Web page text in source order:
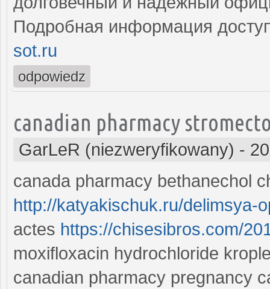
Подробная информация
sot.ru
odpowiedz
canadian pharmacy
GarLeR (niezweryfikowany) -
canada pharmacy bethanechol
http://katyakischuk.ru/delimsya-
actes https://chisesibros.com/
moxifloxacin hydrochloride
canadian pharmacy pregnancy